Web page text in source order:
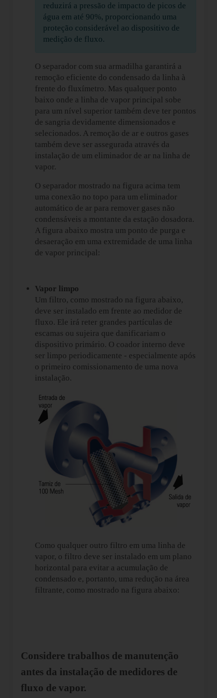
reduzirá a pressão de impacto de picos de
água em até 90%, proporcionando uma
proteção considerável ao dispositivo de
medição de fluxo.
O separador com sua armadilha garantirá a
remoção eficiente do condensado da linha à
frente do fluxímetro. Mas qualquer ponto
baixo onde a linha de vapor principal sobe
para um nível superior também deve ter pontos
de sangria devidamente dimensionados e
selecionados. A remoção de ar e outros gases
também deve ser assegurada através da
instalação de um eliminador de ar na linha de
vapor.
O separador mostrado na figura acima tem
uma conexão no topo para um eliminador
automático de ar para remover gases não
condensáveis a montante da estação dosadora.
A figura abaixo mostra um ponto de purga e
desaeração em uma extremidade de uma linha
de vapor principal:
Vapor limpo
Um filtro, como mostrado na figura abaixo,
deve ser instalado em frente ao medidor de
fluxo. Ele irá reter grandes partículas de
escamas ou sujeira que danificariam o
dispositivo primário. O coador interno deve
ser limpo periodicamente - especialmente após
o primeiro comissionamento de uma nova
instalação.
Como qualquer outro filtro em uma linha de
vapor, o filtro deve ser instalado em um plano
horizontal para evitar a acumulação de
condensado e, portanto, uma redução na área
filtrante, como mostrado na figura abaixo:
Considere trabalhos de manutenção
antes da instalação de medidores de
fluxo de vapor.